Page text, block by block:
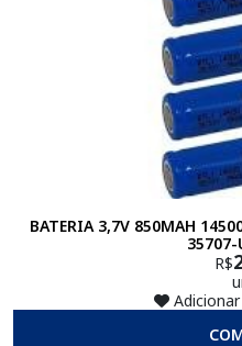
BATERIA 3,7V 850MAH
35707-
R$